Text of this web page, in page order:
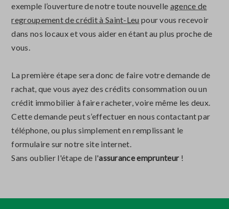
exemple l’ouverture de notre toute nouvelle agence de
regroupement de crédit à Saint-Leu pour vous recevoir
dans nos locaux et vous aider en étant au plus proche de
vous.
La première étape sera donc de faire votre demande de
rachat, que vous ayez des crédits consommation ou un
crédit immobilier à faire racheter, voire même les deux.
Cette demande peut s’effectuer en nous contactant par
téléphone, ou plus simplement en remplissant le
formulaire sur notre site internet.
Sans oublier l'étape de l'assurance emprunteur !